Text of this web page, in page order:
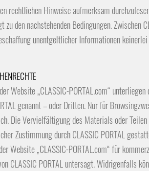
rechtlichen Hinweise aufmerksam
zu den nachstehenden Bedingungen. Zwischen
unentgeltlicher Informationen
Website „CLASSIC-PORTAL.com“
genannt – oder Dritten. Nur für
Die Vervielfältigung des Materials oder
Zustimmung durch CLASSIC PORTAL
Website „CLASSIC-PORTAL.com“ für
CLASSIC PORTAL untersagt. Widrigenfalls